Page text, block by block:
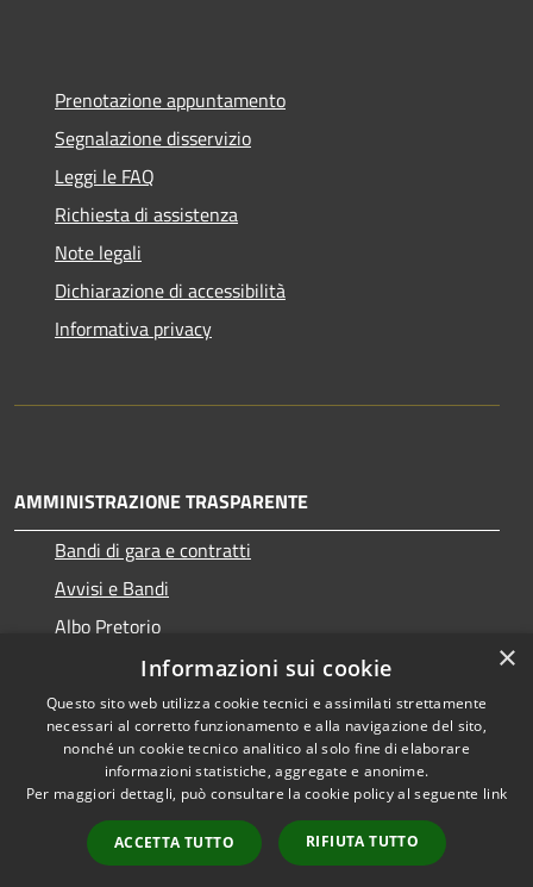
Prenotazione appuntamento
Segnalazione disservizio
Leggi le FAQ
Richiesta di assistenza
Note legali
Dichiarazione di accessibilità
Informativa privacy
AMMINISTRAZIONE TRASPARENTE
Bandi di gara e contratti
Avvisi e Bandi
Albo Pretorio
Accessibilità
Privacy
Mappa del sito
Copyright © 2026 • Comune di
Ragogna • Powered by
Municipium•Accesso
redazione
×
Informazioni sui cookie
Questo sito web utilizza cookie tecnici e assimilati strettamente
necessari al corretto funzionamento e alla navigazione del sito,
nonché un cookie tecnico analitico al solo fine di elaborare
informazioni statistiche, aggregate e anonime.
Per maggiori dettagli, può consultare la cookie policy al seguente link
ACCETTA TUTTO RIFIUTA TUTTO